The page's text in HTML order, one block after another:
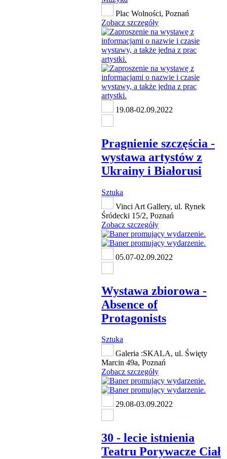
Plac Wolności, Poznań
Zobacz szczegóły
19.08-02.09.2022
Pragnienie szczęścia -
wystawa artystów z
Ukrainy i Białorusi
Sztuka
Vinci Art Gallery, ul. Rynek
Śródecki 15/2, Poznań
Zobacz szczegóły
05.07-02.09.2022
Wystawa zbiorowa -
Absence of
Protagonists
Sztuka
Galeria :SKALA, ul. Święty
Marcin 49a, Poznań
Zobacz szczegóły
29.08-03.09.2022
30 - lecie istnienia
Teatru Porywacze Ciał